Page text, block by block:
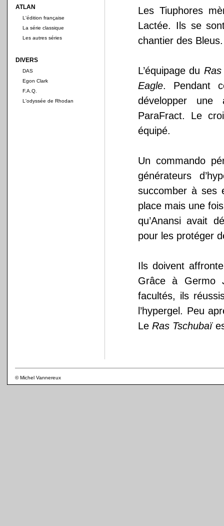
ATLAN
L'édition française
La série classique
Les autres séries
DIVERS
DAS
Egon Clark
F.A.Q.
L'odyssée de Rhodan
Les Tiuphores
Lactée. Ils se
chantier des Bleus.
L’équipage du Ras
Eagle. Pendant
développer une
ParaFract. Le
équipé.
Un commando
générateurs
succomber à ses
place mais une
qu’Anansi avait
pour les protéger
Ils doivent
Grâce à Germo
facultés, ils
l’hypergel. Peu
Le Ras Tschubaï
© Michel Vannereux